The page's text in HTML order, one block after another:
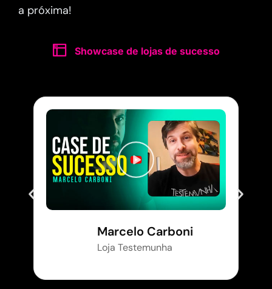
a próxima!
Showcase de lojas de sucesso
Marcelo Carboni
Loja Testemunha